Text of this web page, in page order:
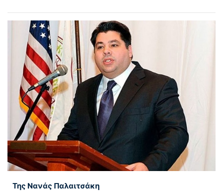
Της Νανάς Παλαιτσάκη